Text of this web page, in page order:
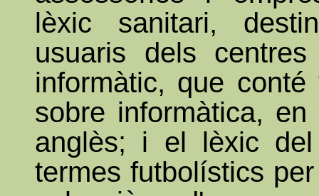
lèxic sanitari,
usuaris dels
informàtic, que conté
sobre informàtica,
anglès; i el lèxic
termes futbolístics